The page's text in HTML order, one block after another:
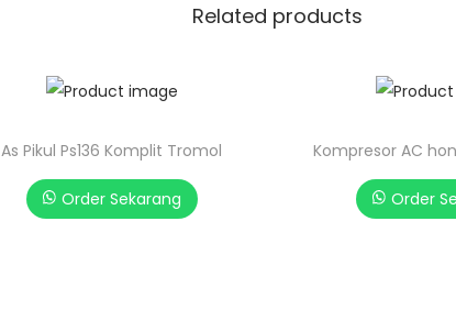
Related products
As Pikul Ps136 Komplit Tromol
Order Sekarang
Kompresor AC
Order